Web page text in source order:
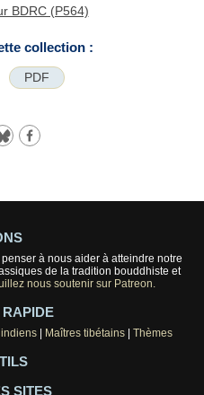
BDRC (P564)
collection :
PDF
à nous aider à atteindre notre
de la tradition bouddhiste et
nous soutenir sur Patreon.
| Maîtres tibétains| Thèmes
SITES